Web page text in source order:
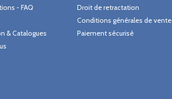
- FAQ
& Catalogues
Droit de retractation
Conditions générales de vente
Paiement sécurisé